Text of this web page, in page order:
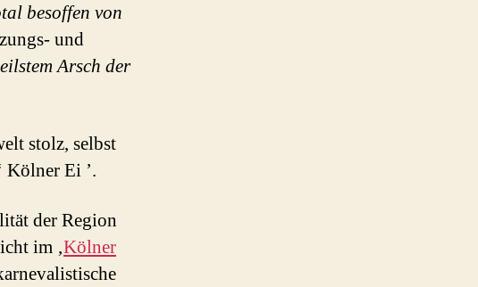
besoffen von
und
Arsch der
stolz, selbst
Kölner Ei ’.
der Region
im ‚Kölner